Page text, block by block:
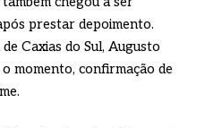
prestar depoimento.
Caxias do Sul, Augusto
momento, confirmação de